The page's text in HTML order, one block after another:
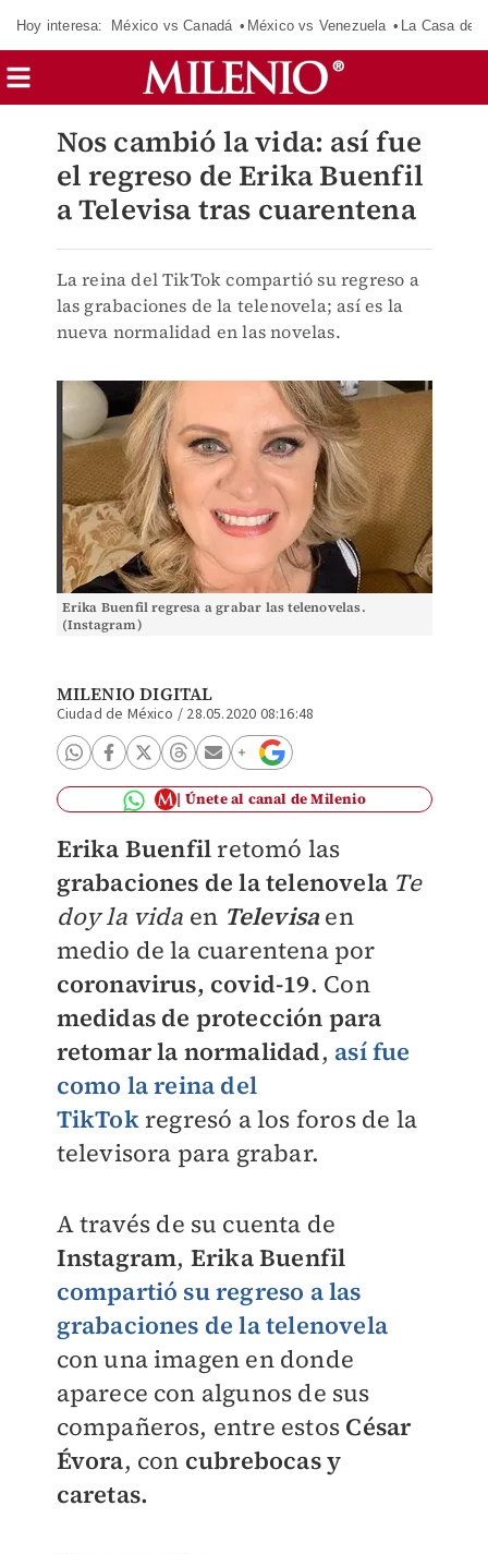
Hoy interesa: México vs Canadá México vs Venezuela La Casa de
Nos cambió la vida: así fue
el regreso de Erika Buenfil
a Televisa tras cuarentena
La reina del TikTok compartió su regreso a
las grabaciones de la telenovela; así es la
nueva normalidad en las novelas.
Erika Buenfil regresa a grabar las telenovelas.
(Instagram)
MILENIO DIGITAL
Ciudad de México / 28.05.2020 08:16:48
Únete al canal de Milenio
Erika Buenfilretomó las
grabaciones de la telenovela Te
doy la vida en Televisaen
medio de la cuarentena por
coronavirus, covid-19. Con
medidas de protección para
retomar la normalidad, así fue
como lareina del
TikTokregresó a los foros de la
televisora para grabar.
A través de su cuenta de
Instagram, Erika Buenfil
compartió su regreso a las
grabaciones de la telenovela
con una imagen en donde
aparece con algunos de sus
compañeros, entre estos César
Évora, con cubrebocas y
caretas.